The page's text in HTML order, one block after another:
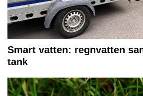
Smart vatten: regnvatten
tank